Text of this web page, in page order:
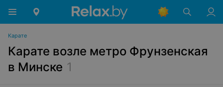
Карате
Карате возле метро Фрунзенская
в Минске 1